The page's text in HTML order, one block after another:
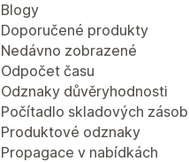
Blogy
Doporučené produkty
Nedávno zobrazené
Odpočet času
Odznaky důvěryhodnosti
Počítadlo skladových zásob
Produktové odznaky
Propagace v nabídkách